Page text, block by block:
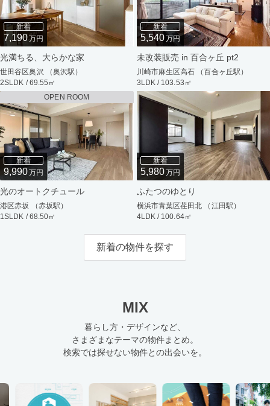
新着
7,190万円
光満ちる、大らかな家
世田谷区奥沢 （奥沢駅）
2SLDK / 69.55㎡
新着
5,540万円
未改装販売 in 百合ヶ丘 pt2
川崎市麻生区高石 （百合ヶ丘駅）
3LDK / 103.53㎡
OPEN ROOM
新着
9,990万円
光のオートクチュール
港区赤坂 （赤坂駅）
1SLDK / 68.50㎡
新着
5,980万円
ふたつのゆとり
横浜市青葉区荏田北 （江田駅）
4LDK / 100.64㎡
新着の物件を探す
MIX
暮らし方・デザインなど、
さまざまなテーマの物件まとめ。
検索では探せない物件との出会いを。